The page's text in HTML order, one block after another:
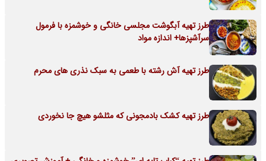
طرز تهیه آبگوشت مجلسی خانگی و خوشمزه با فرمول
سرآشپزها+ اندازه مواد
طرز تهیه آش رشته با طعمی به سبک نذری های محرم
طرز تهیه کشک بادمجونی که مثلشو هیچ جا نخوردی